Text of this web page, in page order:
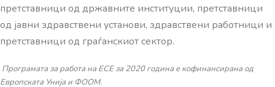
претставници од државните институции, претставници
од јавни здравствени установи, здравствени работници и
претставници од граѓанскиот сектор.
Програмата за работа на ЕСЕ за 2020 година е кофинансирана од
Европската Унија и ФООМ.